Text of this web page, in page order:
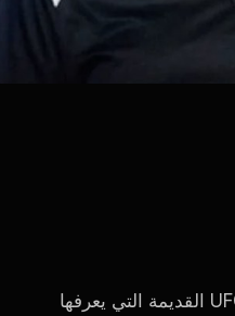
هذا هو الاقتباس الذي سينتشر على نطاق واسع. ليس لأنه دقيق، بل لأنه يعيد وايت إلى أجواء UFC القديمة التي يعرفها